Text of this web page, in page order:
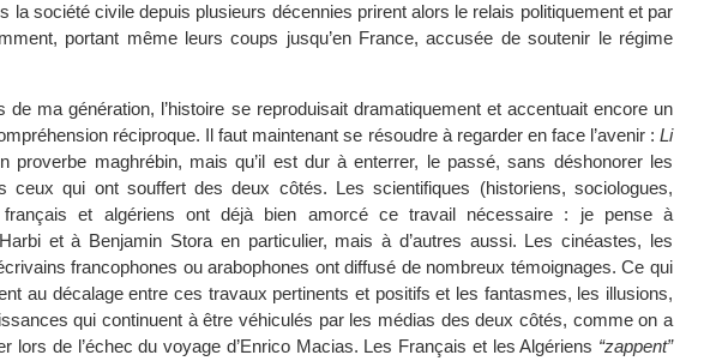
la société civile depuis plusieurs décennies prirent alors le relais politiquement et par
portant même leurs coups jusqu’en France, accusée de soutenir le régime
de ma génération, l’histoire se reproduisait dramatiquement et accentuait encore un
réciproque. Il faut maintenant se résoudre à regarder en face l’avenir : Li
proverbe maghrébin, mais qu’il est dur à enterrer, le passé, sans déshonorer les
ceux qui ont souffert des deux côtés. Les scientifiques (historiens, sociologues,
français et algériens ont déjà bien amorcé ce travail nécessaire : je pense à
et à Benjamin Stora en particulier, mais à d’autres aussi. Les cinéastes, les
francophones ou arabophones ont diffusé de nombreux témoignages. Ce qui
au décalage entre ces travaux pertinents et positifs et les fantasmes, les illusions,
qui continuent à être véhiculés par les médias des deux côtés, comme on a
lors de l’échec du voyage d’Enrico Macias. Les Français et les Algériens “zappent”